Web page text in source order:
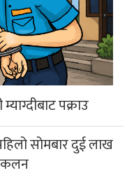
पक्राउ
सोमबार दुई लाख